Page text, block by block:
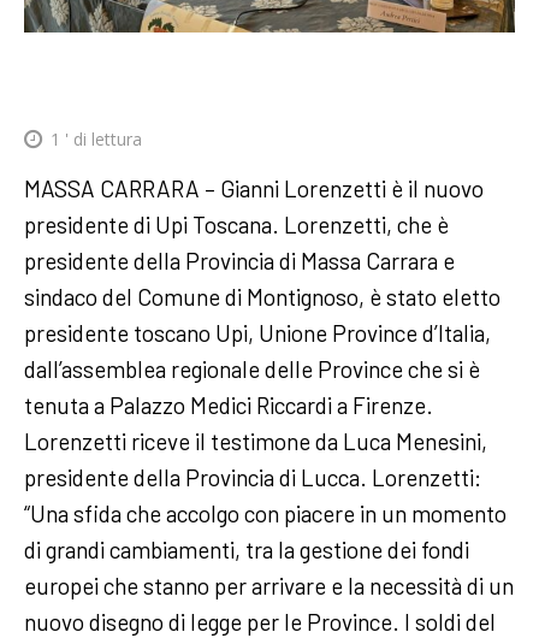
1 ' di lettura
MASSA CARRARA – Gianni Lorenzetti è il nuovo
presidente di Upi Toscana. Lorenzetti, che è
presidente della Provincia di Massa Carrara e
sindaco del Comune di Montignoso, è stato eletto
presidente toscano Upi, Unione Province d’Italia,
dall’assemblea regionale delle Province che si è
tenuta a Palazzo Medici Riccardi a Firenze.
Lorenzetti riceve il testimone da Luca Menesini,
presidente della Provincia di Lucca. Lorenzetti:
“Una sfida che accolgo con piacere in un momento
di grandi cambiamenti, tra la gestione dei fondi
europei che stanno per arrivare e la necessità di un
nuovo disegno di legge per le Province. I soldi del